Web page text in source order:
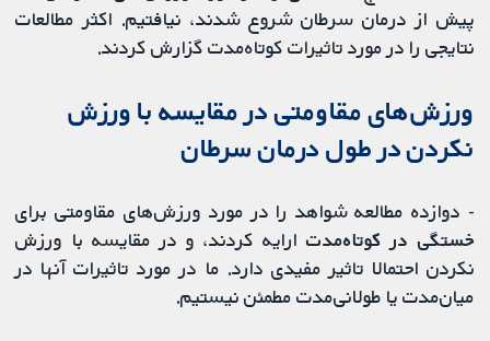
پیش از درمان سرطان شروع شدند، نیافتیم. اکثر مطالعات
نتایجی را در مورد تاثیرات کوتاه‌مدت گزارش کردند.
ورزش‌های مقاومتی در مقایسه با ورزش
نکردن در طول درمان سرطان
- دوازده مطالعه شواهد را در مورد ورزش‌های مقاومتی برای
خستگی در کوتاه‌مدتارایه کردند، و در مقایسه با ورزش
نکردن احتمالا تاثیر مفیدی دارد. ما در مورد تاثیرات آنها در
میان‌مدت یا طولانی‌مدت مطمئن نیستیم.